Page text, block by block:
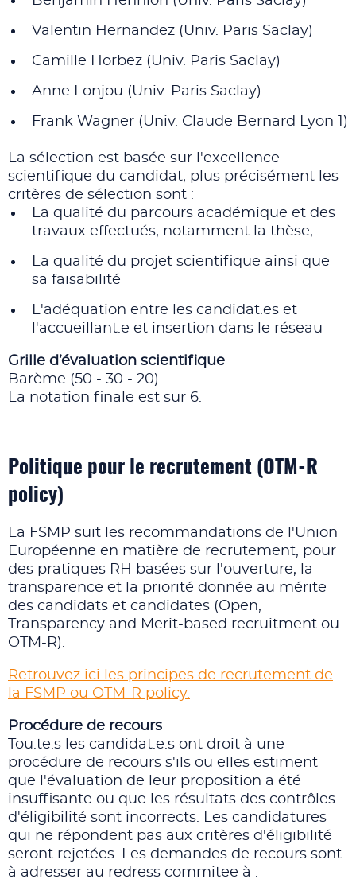
Valentin Hernandez (Univ. Paris Saclay)
Camille Horbez (Univ. Paris Saclay)
Anne Lonjou (Univ. Paris Saclay)
Frank Wagner (Univ. Claude Bernard Lyon 1 )
La sélection est basée sur l'excellence
scientifique du candidat, plus précisément les
critères de sélection sont :
La qualité du parcours académique et des
travaux effectués, notamment la thèse;
La qualité du projet scientifique ainsi que
sa faisabilité
L'adéquation entre les candidat.es et
l'accueillant.e et insertion dans le réseau
Grille d’évaluation scientifique
Barème (50 - 30 - 20).
La notation finale est sur 6.
Politique pour le recrutement (OTM-R
policy)
La FSMP suit les recommandations de l'Union
Européenne en matière de recrutement, pour
des pratiques RH basées sur l'ouverture, la
transparence et la priorité donnée au mérite
des candidats et candidates (Open,
Transparency and Merit-based recruitment ou
OTM-R).
Retrouvez ici les principes de recrutement de
la FSMP ou OTM-R policy.
Procédure de recours
Tou.te.s les candidat.e.s ont droit à une
procédure de recours s'ils ou elles estiment
que l'évaluation de leur proposition a été
insuffisante ou que les résultats des contrôles
d'éligibilité sont incorrects. Les candidatures
qui ne répondent pas aux critères d'éligibilité
seront rejetées. Les demandes de recours sont
à adresser au redress commitee à :